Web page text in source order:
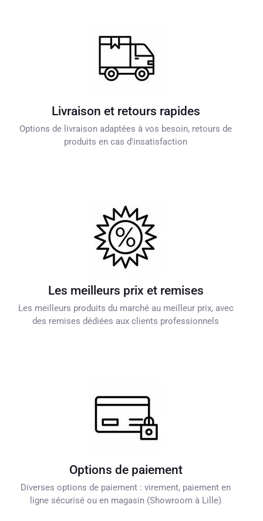
Livraison et retours rapides
Options de livraison adaptées à vos besoin, retours de
produits en cas d'insatisfaction
Les meilleurs prix et remises
Les meilleurs produits du marché au meilleur prix, avec
des remises dédiées aux clients professionnels
Options de paiement
Diverses options de paiement : virement, paiement en
ligne sécurisé ou en magasin (Showroom à Lille)